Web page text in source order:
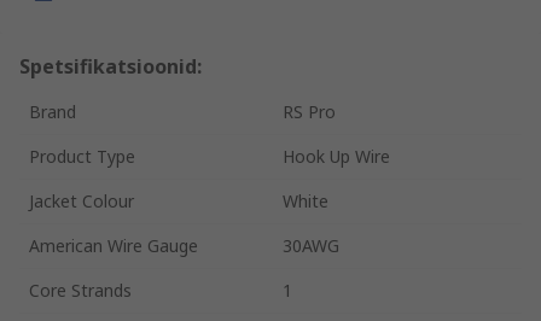
Spetsifikatsioonid:
Brand
RS Pro
Product Type
Hook Up Wire
Jacket Colour
White
American Wire Gauge
30AWG
Core Strands
1